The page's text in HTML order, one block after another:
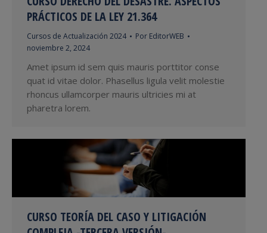
PRÁCTICOS DE LA LEY 21.364
Cursos de Actualización 2024 Por EditorWEB
noviembre 2, 2024
Amet ipsum id sem quis mauris porttitor conse
quat id vitae dolor. Phasellus ligula velit molestie
rhoncus ullamcorper mauris ultricies mi at
pharetra lorem.
CURSO TEORÍA DEL CASO Y LITIGACIÓN